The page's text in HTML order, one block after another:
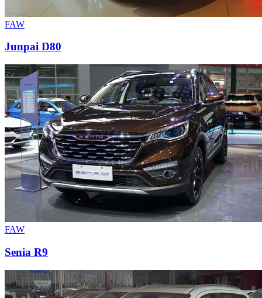
FAW
Junpai D80
FAW
Senia R9